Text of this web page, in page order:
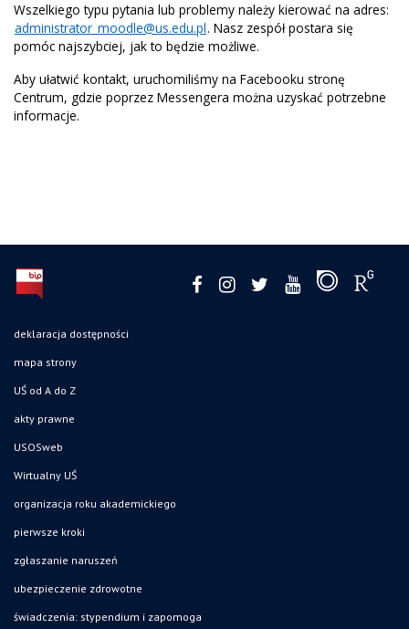
Wszelkiego typu pytania lub problemy należy kierować na adres:
administrator_moodle@us.edu.pl. Nasz zespół postara się
pomóc najszybciej, jak to będzie możliwe.
Aby ułatwić kontakt, uruchomiliśmy na Facebooku stronę
Centrum, gdzie poprzez Messengera można uzyskać potrzebne
informacje.
deklaracja dostępności
mapa strony
UŚ od A do Z
akty prawne
USOSweb
Wirtualny UŚ
organizacja roku akademickiego
pierwsze kroki
zgłaszanie naruszeń
ubezpieczenie zdrowotne
świadczenia: stypendium i zapomoga